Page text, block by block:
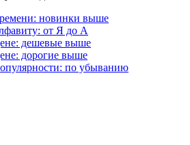
новинки выше
от Я до А
дешевые выше
дорогие выше
по убыванию